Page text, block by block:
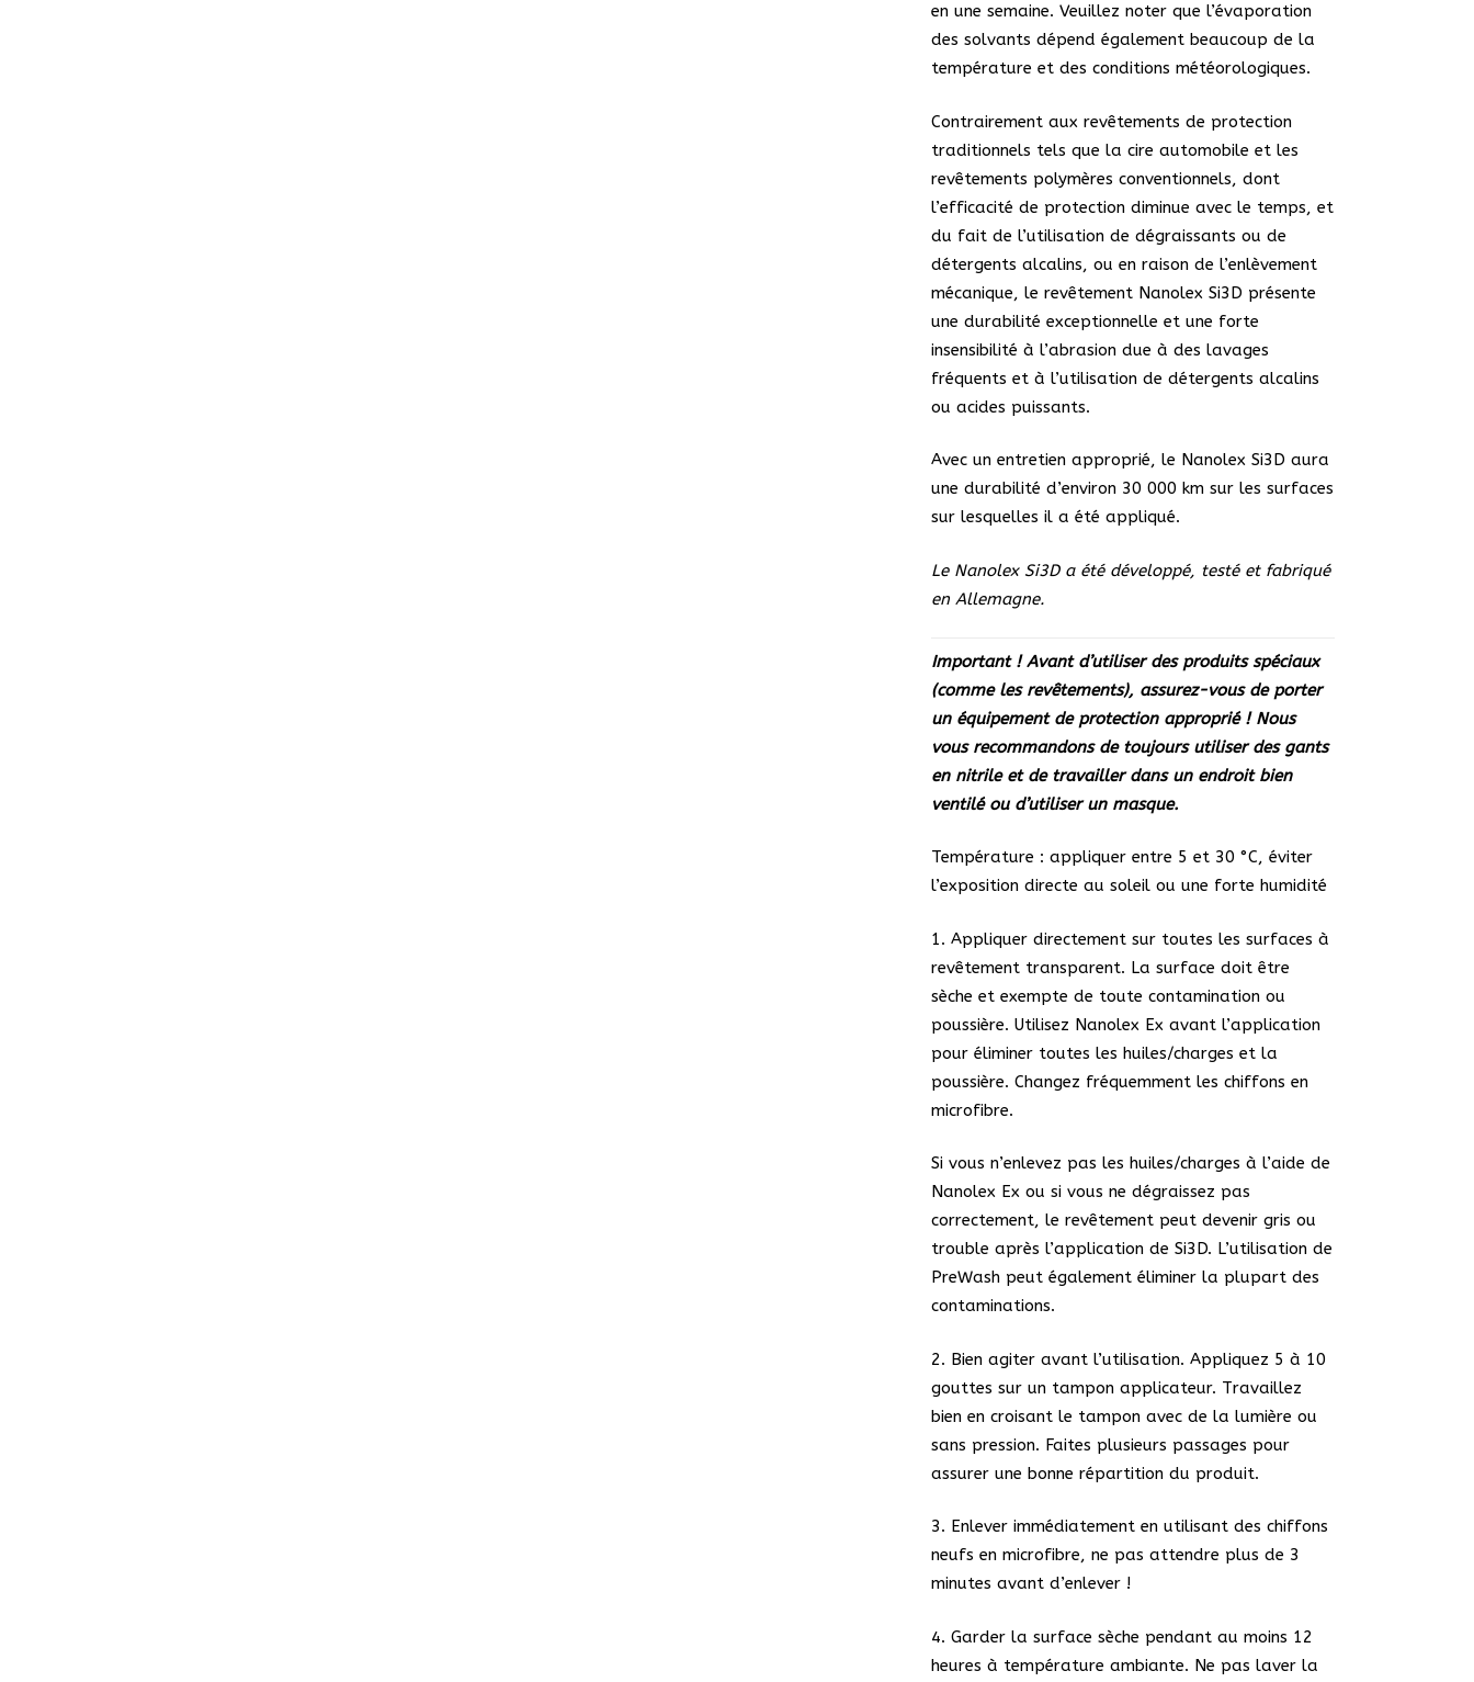
en une semaine. Veuillez noter que l’évaporation
des solvants dépend également beaucoup de la
température et des conditions météorologiques.
Contrairement aux revêtements de protection
traditionnels tels que la cire automobile et les
revêtements polymères conventionnels, dont
l’efficacité de protection diminue avec le temps, et
du fait de l’utilisation de dégraissants ou de
détergents alcalins, ou en raison de l’enlèvement
mécanique, le revêtement Nanolex Si3D présente
une durabilité exceptionnelle et une forte
insensibilité à l’abrasion due à des lavages
fréquents et à l’utilisation de détergents alcalins
ou acides puissants.
Avec un entretien approprié, le Nanolex Si3D aura
une durabilité d’environ 30 000 km sur les surfaces
sur lesquelles il a été appliqué.
Le Nanolex Si3D a été développé, testé et fabriqué
en Allemagne.
Important ! Avant d’utiliser des produits spéciaux
(comme les revêtements), assurez-vous de porter
un équipement de protection approprié ! Nous
vous recommandons de toujours utiliser des gants
en nitrile et de travailler dans un endroit bien
ventilé ou d’utiliser un masque.
Température : appliquer entre 5 et 30 °C, éviter
l’exposition directe au soleil ou une forte humidité
1. Appliquer directement sur toutes les surfaces à
revêtement transparent. La surface doit être
sèche et exempte de toute contamination ou
poussière. Utilisez Nanolex Ex avant l’application
pour éliminer toutes les huiles/charges et la
poussière. Changez fréquemment les chiffons en
microfibre.
Si vous n’enlevez pas les huiles/charges à l’aide de
Nanolex Ex ou si vous ne dégraissez pas
correctement, le revêtement peut devenir gris ou
trouble après l’application de Si3D. L’utilisation de
PreWash peut également éliminer la plupart des
contaminations.
2. Bien agiter avant l’utilisation. Appliquez 5 à 10
gouttes sur un tampon applicateur. Travaillez
bien en croisant le tampon avec de la lumière ou
sans pression. Faites plusieurs passages pour
assurer une bonne répartition du produit.
3. Enlever immédiatement en utilisant des chiffons
neufs en microfibre, ne pas attendre plus de 3
minutes avant d’enlever !
4. Garder la surface sèche pendant au moins 12
heures à température ambiante. Ne pas laver la